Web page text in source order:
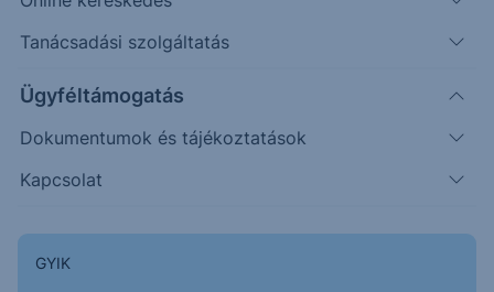
Tanácsadási szolgáltatás
Ügyféltámogatás
Dokumentumok és tájékoztatások
Kapcsolat
GYIK
50.50